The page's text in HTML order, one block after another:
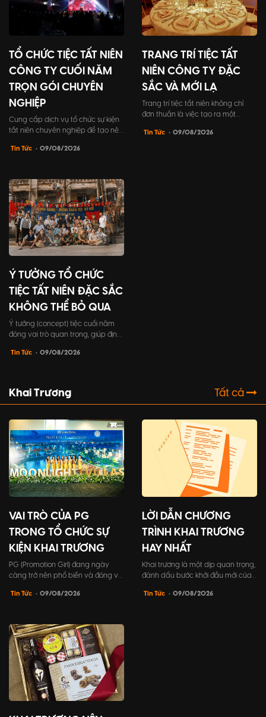
TỔ CHỨC TIỆC TẤT NIÊN
CÔNG TY CUỐI NĂM
TRỌN GÓI CHUYÊN
NGHIỆP
Cung cấp dịch vụ tổ chức sự kiện
tất niên chuyên nghiệp để tạo nên
buổi tiệc kết nối đồng nghiệp và
biết về cách tổ chức tất niên công
ty, từ lợi ích đến những bước tổ
chức chi tiết.
Tin Tức • 09/08/2026
TRANG TRÍ TIỆC TẤT
NIÊN CÔNG TY ĐẶC
SẮC VÀ MỚI LẠ
Trang trí tiệc tất niên không chỉ
đơn thuần là việc tạo ra một
mang trong mình ý nghĩa to lớn.
Tin Tức • 09/08/2026
Ý TƯỞNG TỔ CHỨC
TIỆC TẤT NIÊN ĐẶC SẮC
KHÔNG THỂ BỎ QUA
Ý tưởng (concept) tiệc cuối năm
đóng vai trò quan trọng, giúp định
kiện, từ chủ đề, trò chơi, cho đến
nghiệm đáng nhớ cho khách mời.
Tin Tức • 09/08/2026
Khai Trương Tất cả
VAI TRÒ CỦA PG
TRONG TỔ CHỨC SỰ
KIỆN KHAI TRƯƠNG
PG (Promotion Girl) đang ngày
càng trở nên phổ biến và đóng vai
sự kiện khai trương. PG không chỉ
tích cực vào việc xây dựng hình
ảnh thương hiệu và tạo dựng ấn
tượng mạnh mẽ đối...
Tin Tức • 09/08/2026
LỜI DẪN CHƯƠNG
TRÌNH KHAI TRƯƠNG
HAY NHẤT
Khai trương là một dịp quan trọng,
đánh dấu bước khởi đầu mới của
yếu tố trong sự kiện cần được
Tin Tức • 09/08/2026